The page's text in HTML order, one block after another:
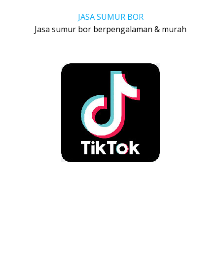
JASA SUMUR BOR
Jasa sumur bor berpengalaman & murah